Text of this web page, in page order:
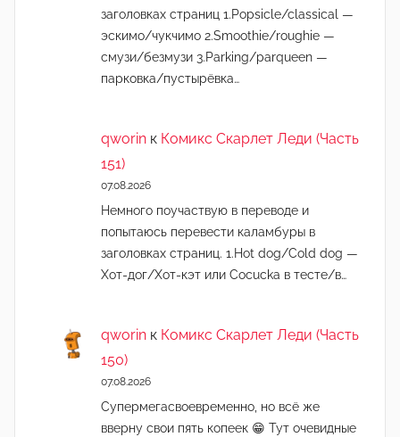
заголовках страниц 1.Popsicle/classical —
эскимо/чукчимо 2.Smoothie/roughie —
смузи/безмузи 3.Parking/parqueen —
парковка/пустырёвка…
qworin к Комикс Скарлет Леди (Часть
151)
07.08.2026
Немного поучаствую в переводе и
попытаюсь перевести каламбуры в
заголовках страниц. 1.Hot dog/Cold dog —
Хот-дог/Хот-кэт или Cocucka в тесте/в…
qworin к Комикс Скарлет Леди (Часть
150)
07.08.2026
Супермегасвоевременно, но всё же
вверну свои пять копеек 😁 Тут очевидные